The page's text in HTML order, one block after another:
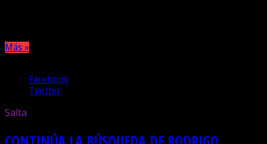
Más »
Facebook
Twitter
Salta